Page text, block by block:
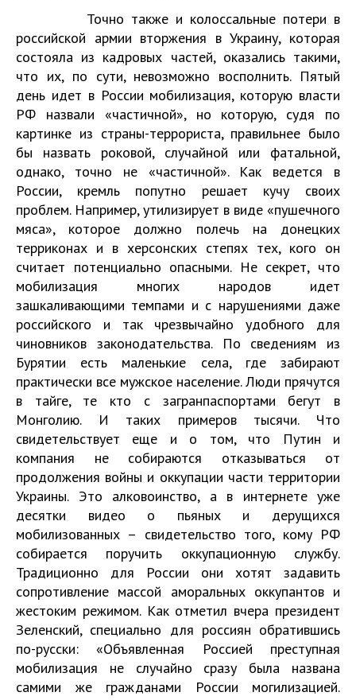
Точно также и колоссальные потери в
российской армии вторжения в Украину, которая
состояла из кадровых частей, оказались такими,
что их, по сути, невозможно восполнить. Пятый
день идет в России мобилизация, которую власти
РФ назвали «частичной», но которую, судя по
картинке из страны-террориста, правильнее было
бы назвать роковой, случайной или фатальной,
однако, точно не «частичной». Как ведется в
России, кремль попутно решает кучу своих
проблем. Например, утилизирует в виде «пушечного
мяса», которое должно полечь на донецких
терриконах и в херсонских степях тех, кого он
считает потенциально опасными. Не секрет, что
мобилизация многих народов идет
зашкаливающими темпами и с нарушениями даже
российского и так чрезвычайно удобного для
чиновников законодательства. По сведениям из
Бурятии есть маленькие села, где забирают
практически все мужское население. Люди прячутся
в тайге, те кто с загранпаспортами бегут в
Монголию. И таких примеров тысячи. Что
свидетельствует еще и о том, что Путин и
компания не собираются отказываться от
продолжения войны и оккупации части территории
Украины. Это алковоинство, а в интернете уже
десятки видео о пьяных и дерущихся
мобилизованных – свидетельство того, кому РФ
собирается поручить оккупационную службу.
Традиционно для России они хотят задавить
сопротивление массой аморальных оккупантов и
жестоким режимом. Как отметил вчера президент
Зеленский, специально для россиян обратившись
по-русски: «Объявленная Россией преступная
мобилизация не случайно сразу была названа
самими же гражданами России могилизацией.